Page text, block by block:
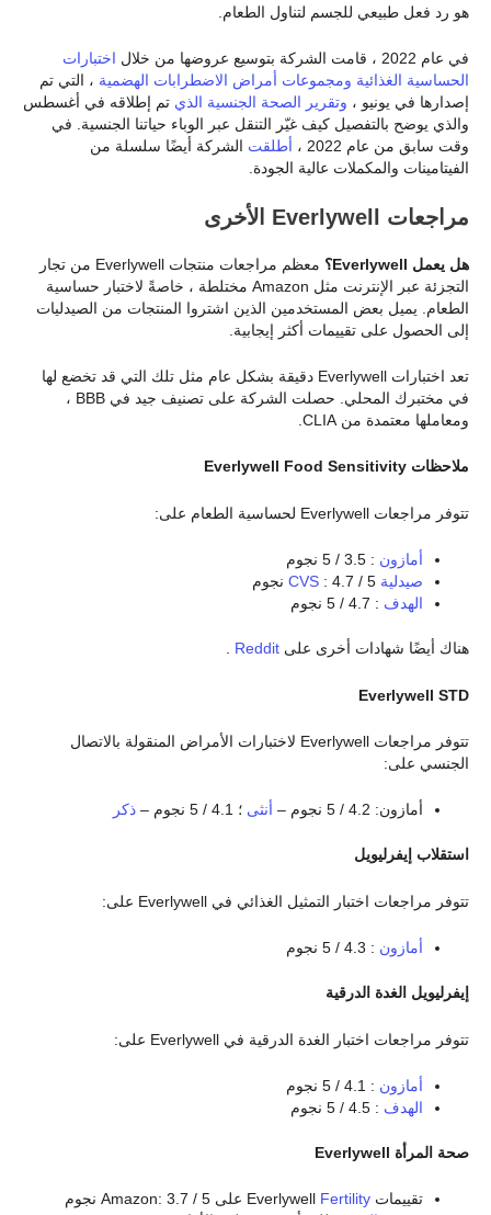
هو رد فعل طبيعي للجسم لتناول الطعام.
في عام 2022 ، قامت الشركة بتوسيع عروضها من خلال
اختبارات
الحساسية الغذائية ومجموعات أمراض الاضطرابات الهضمية ، التي تم
إصدارها في يونيو ، وتقرير الصحة الجنسية الذي تم إطلاقه في أغسطس
والذي يوضح بالتفصيل كيف غيّر التنقل عبر الوباء حياتنا الجنسية. في
وقت سابق من عام 2022 ،
أطلقت الشركة أيضًا سلسلة من
الفيتامينات والمكملات عالية الجودة.
مراجعات Everlywell الأخرى
هل يعمل Everlywell؟
معظم مراجعات منتجات Everlywell من تجار
التجزئة عبر الإنترنت مثل Amazon مختلطة ، خاصةً لاختبار حساسية
الطعام. يميل بعض المستخدمين الذين اشتروا المنتجات من الصيدليات
إلى الحصول على تقييمات أكثر إيجابية.
تعد اختبارات Everlywell دقيقة بشكل عام مثل تلك التي قد تخضع لها
في مختبرك المحلي. حصلت الشركة على تصنيف جيد في BBB ،
ومعاملها معتمدة من CLIA.
ملاحظات Everlywell Food Sensitivity
تتوفر مراجعات Everlywell لحساسية الطعام على:
أمازون : 3.5 / 5 نجوم
صيدلية CVS : 4.7 / 5 نجوم
الهدف : 4.7 / 5 نجوم
هناك أيضًا شهادات أخرى على Reddit
Everlywell STD
تتوفر مراجعات Everlywell لاختبارات الأمراض المنقولة بالاتصال
الجنسي على:
أمازون: 4.2 / 5 نجوم – أنثى ؛ 4.1 / 5 نجوم – ذكر
استقلاب إيفرليويل
تتوفر مراجعات اختبار التمثيل الغذائي في Everlywell على:
أمازون : 4.3 / 5 نجوم
إيفرليويل الغدة الدرقية
تتوفر مراجعات اختبار الغدة الدرقية في Everlywell على:
أمازون : 4.1 / 5 نجوم
الهدف : 4.5 / 5 نجوم
صحة المرأة Everlywell
تقييمات Everlywell Fertility
على Amazon: 3.7 / 5 نجوم